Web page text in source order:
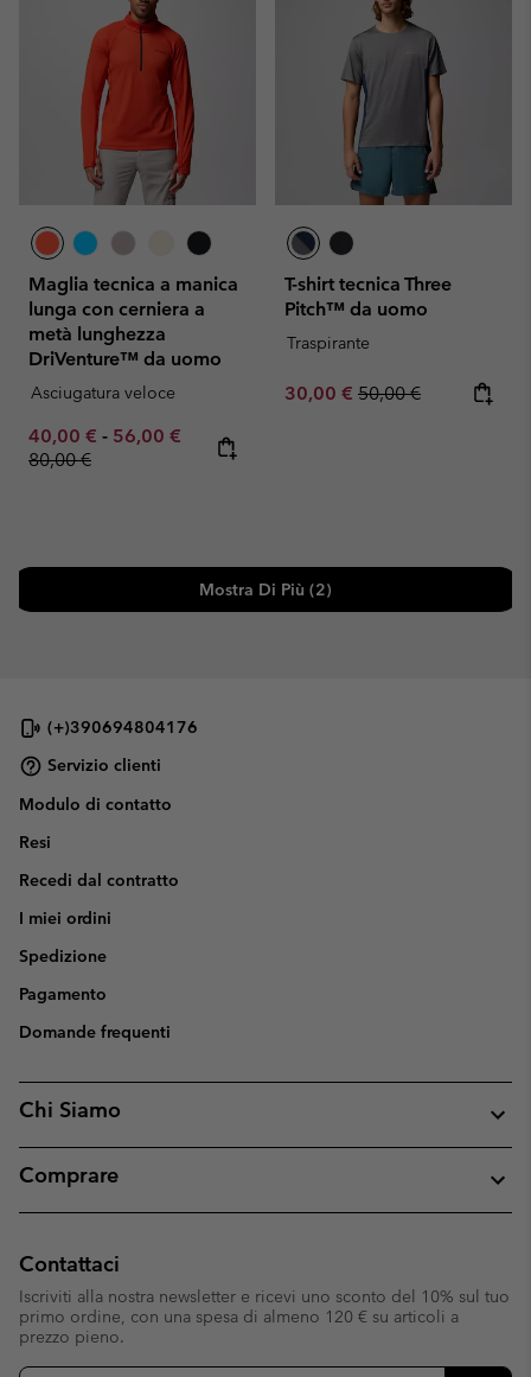
Maglia tecnica a manica
lunga con cerniera a
metà lunghezza
DriVenture™ da uomo
Asciugatura veloce
Minimum sale price:
40,00 € - Maximum sale price:
56,00 € Regular price:
80,00 €
T-shirt tecnica Three
Pitch™ da uomo
Traspirante
Sale price:
30,00 € Regular price:
50,00 €
Mostra Di Più (2)
(+)390694804176
Servizio clienti
Modulo di contatto
Resi
Recedi dal contratto
I miei ordini
Spedizione
Pagamento
Domande frequenti
Chi Siamo
Comprare
Contattaci
Iscriviti alla nostra newsletter e ricevi uno sconto del 10% sul tuo
primo ordine, con una spesa di almeno 120 € su articoli a
prezzo pieno.